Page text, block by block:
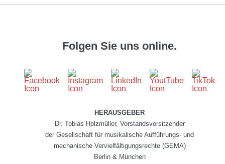
Folgen Sie uns online.
HERAUSGEBER
Dr. Tobias Holzmüller, Vorstandsvorsitzender
der Gesellschaft für musikalische Aufführungs- und
mechanische Vervielfältigungsrechte (GEMA)
Berlin & München